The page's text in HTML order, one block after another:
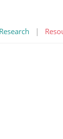
Research |